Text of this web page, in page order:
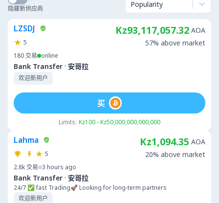
隐藏新供应商 Popularity
LZSDJ
5
180交易 online
Bank Transfer · 安哥拉
欢迎新用户
Kz93,117,057.32 AOA
57% above market
Limits: Kz100 - Kz50,000,000,000,000
买
Lahma
5
2.8k交易 3 hours ago
Bank Transfer · 安哥拉
24/7 ✅ fast Trading🚀 Looking for long-term partners
欢迎新用户
Kz1,094.35 AOA
20% above market